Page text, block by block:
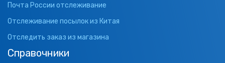
Почта России отслеживание
Отслеживание посылок из Китая
Отследить заказ из магазина
Справочники